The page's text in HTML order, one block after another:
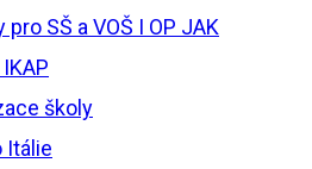
pro SŠ a VOŠ I OP JAK
školy
Itálie